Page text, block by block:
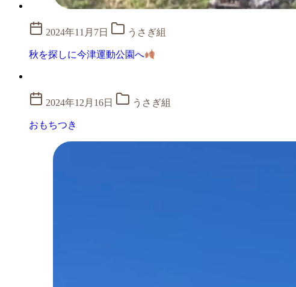
2024年11月7日 うさぎ組
秋を探しに今津運動公園へ
2024年12月16日 うさぎ組
おもちつき